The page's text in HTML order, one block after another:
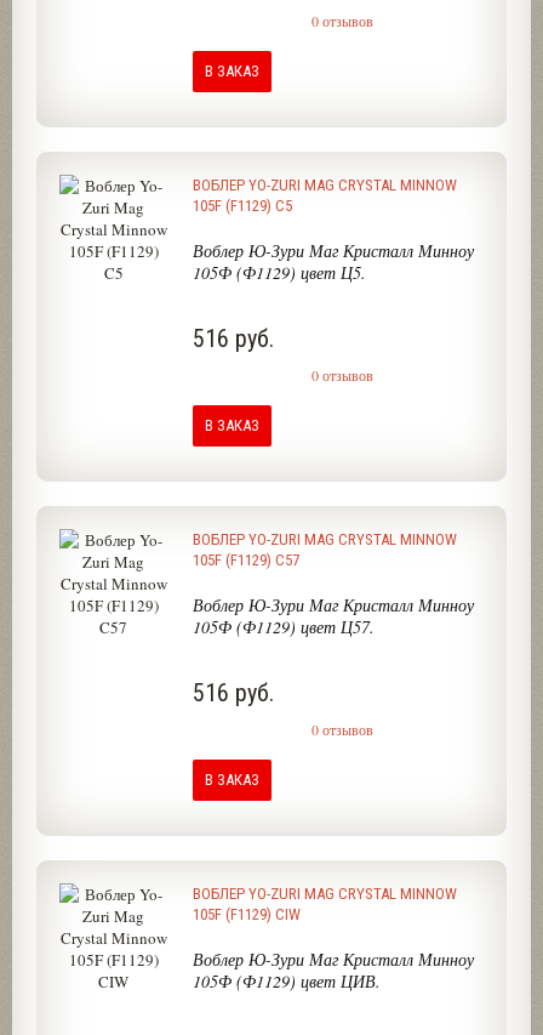
0 отзывов
В ЗАКАЗ
ВОБЛЕР YO-ZURI MAG CRYSTAL MINNOW
105F (F1129) C5
Воблер Ю-Зури Маг Кристалл Минноу
105Ф (Ф1129) цвет Ц5.
516 руб.
0 отзывов
В ЗАКАЗ
ВОБЛЕР YO-ZURI MAG CRYSTAL MINNOW
105F (F1129) C57
Воблер Ю-Зури Маг Кристалл Минноу
105Ф (Ф1129) цвет Ц57.
516 руб.
0 отзывов
В ЗАКАЗ
ВОБЛЕР YO-ZURI MAG CRYSTAL MINNOW
105F (F1129) CIW
Воблер Ю-Зури Маг Кристалл Минноу
105Ф (Ф1129) цвет ЦИВ.